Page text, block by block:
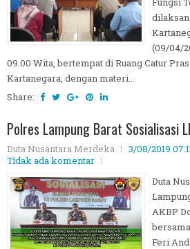
(09/04/
09.00 Wita, bertempat di Ruang Catur
Kartanegara, dengan materi...
Share:
Polres Lampung Barat Sosialisasi
Duta Nusantara Merdeka 3/08/2019
Tidak ada komentar
Duta
AKBP
Feri